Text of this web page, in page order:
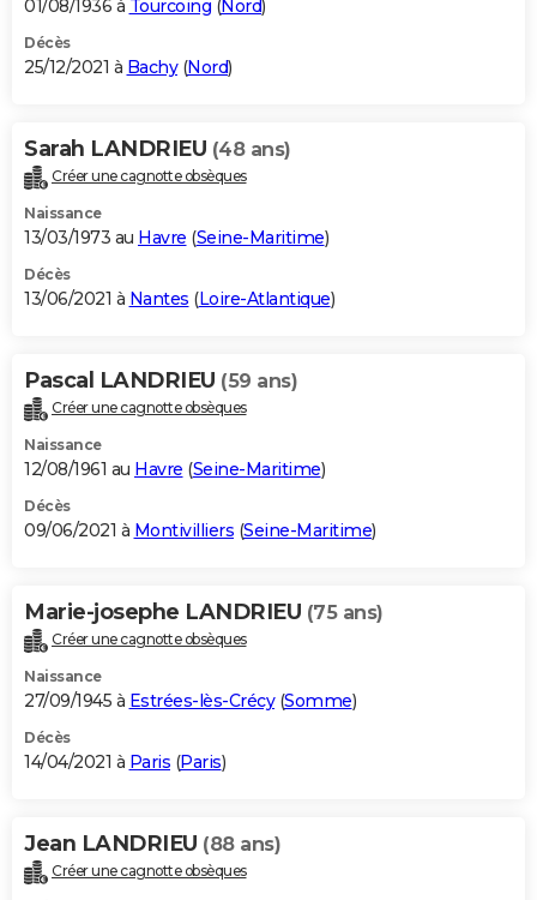
01/08/1936 à Tourcoing (Nord)
Décès
25/12/2021 à Bachy(Nord)
Sarah LANDRIEU (48 ans)
Créer une cagnotte obsèques
Naissance
13/03/1973 au Havre (Seine-Maritime)
Décès
13/06/2021 à Nantes (Loire-Atlantique)
Pascal LANDRIEU (59 ans)
Créer une cagnotte obsèques
Naissance
12/08/1961 au Havre (Seine-Maritime)
Décès
09/06/2021 à Montivilliers (Seine-Maritime)
Marie-josephe LANDRIEU (75 ans)
Créer une cagnotte obsèques
Naissance
27/09/1945 à Estrées-lès-Crécy(Somme)
Décès
14/04/2021 à Paris (Paris)
Jean LANDRIEU (88 ans)
Créer une cagnotte obsèques